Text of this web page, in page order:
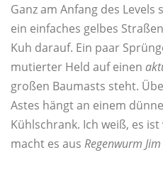
Ganz am Anfang des Levels
ein einfaches gelbes
Kuh darauf. Ein paar
mutierter Held auf einen
großen Baumasts steht.
Astes hängt an einem
Kühlschrank. Ich weiß, es
macht es aus Regenwurm Jim